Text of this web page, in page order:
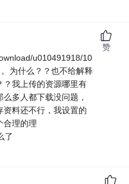
u010491918/10
为什么？？也不给解释
？我上传的资源哪里有
多人都下载没问题，
料还不行，我设置的
合理的理
了
赞